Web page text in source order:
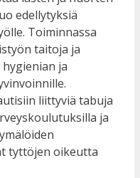
edellytyksiä
Toiminnassa
taitoja ja
ja
liittyviä tabuja
ja
tyttöjen oikeutta